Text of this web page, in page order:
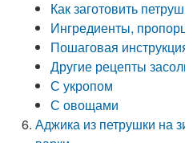
Как заготовить
Ингредиенты,
Пошаговая
Другие рецепты
С укропом
С овощами
Аджика из петрушки на